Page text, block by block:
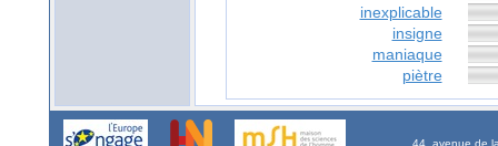
inexplicable
insigne
maniaque
piètre
44, avenue de